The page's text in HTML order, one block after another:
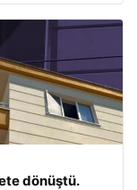
dönüştü.